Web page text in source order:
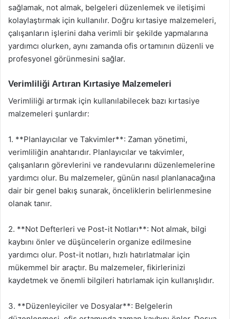
sağlamak, not almak, belgeleri düzenlemek ve iletişimi
kolaylaştırmak için kullanılır. Doğru kırtasiye malzemeleri,
çalışanların işlerini daha verimli bir şekilde yapmalarına
yardımcı olurken, aynı zamanda ofis ortamının düzenli ve
profesyonel görünmesini sağlar.
Verimliliği Artıran Kırtasiye Malzemeleri
Verimliliği artırmak için kullanılabilecek bazı kırtasiye
malzemeleri şunlardır:
1. **Planlayıcılar ve Takvimler**: Zaman yönetimi,
verimliliğin anahtarıdır. Planlayıcılar ve takvimler,
çalışanların görevlerini ve randevularını düzenlemelerine
yardımcı olur. Bu malzemeler, günün nasıl planlanacağına
dair bir genel bakış sunarak, önceliklerin belirlenmesine
olanak tanır.
2. **Not Defterleri ve Post-it Notları**: Not almak, bilgi
kaybını önler ve düşüncelerin organize edilmesine
yardımcı olur. Post-it notları, hızlı hatırlatmalar için
mükemmel bir araçtır. Bu malzemeler, fikirlerinizi
kaydetmek ve önemli bilgileri hatırlamak için kullanışlıdır.
3. **Düzenleyiciler ve Dosyalar**: Belgelerin